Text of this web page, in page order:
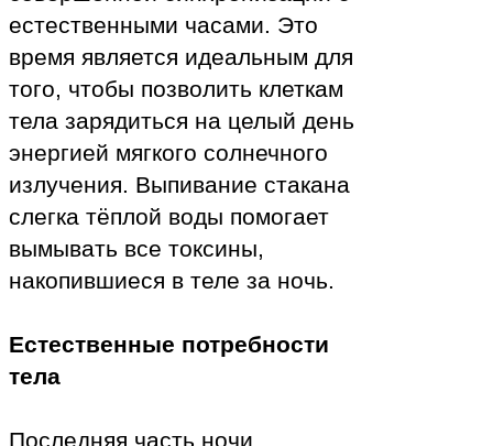
естественными часами. Это
время является идеальным для
того, чтобы позволить клеткам
тела зарядиться на целый день
энергией мягкого солнечного
излучения. Выпивание стакана
слегка тёплой воды помогает
вымывать все токсины,
накопившиеся в теле за ночь.
Естественные потребности
тела
Последняя часть ночи